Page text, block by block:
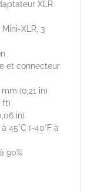
XLR
XLR, 3
et connecteur
(0,21 in)
ft)
in)
45°C (-40°F à
90%